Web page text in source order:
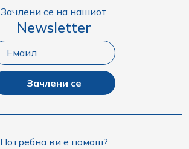
Зачлени се на нашиот
Newsletter
Зачлени се
Потребна ви е помош?